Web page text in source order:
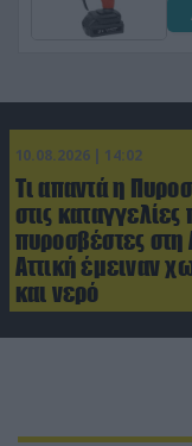
10.08.2026 | 14:02
Τι απαντά η
στις
πυροσβέστες στη
Αττική έμειναν
και νερό